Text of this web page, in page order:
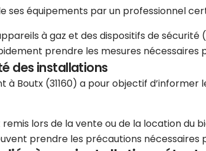
ses équipements par un professionnel
à gaz et des dispositifs de sécurité
prendre les mesures nécessaires
des installations
à Boutx (31160) a pour objectif
lors de la vente ou de la location du
prendre les précautions